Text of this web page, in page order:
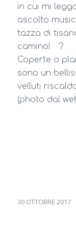
in cui mi
ascolto
tazza di
camino!
?
Coperte o
sono un
velluti
(photo dal
30 OTTOBRE 2017